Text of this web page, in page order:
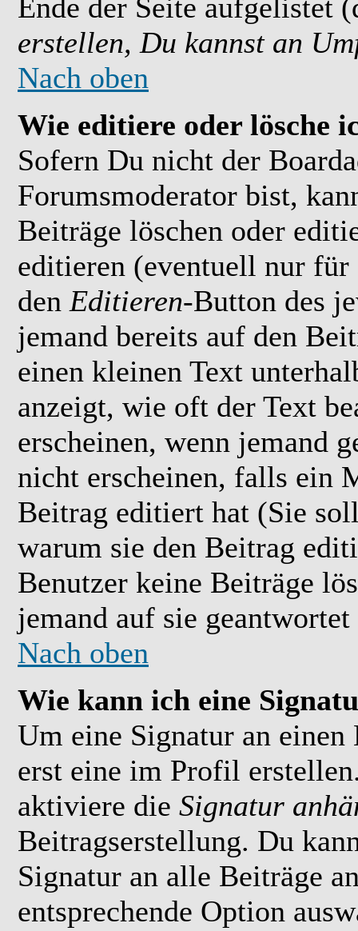
Ende der Seite aufgelistet
erstellen, Du kannst an
Nach oben
Wie editiere oder lösche
Sofern Du nicht der
Forumsmoderator bist,
Beiträge löschen oder
editieren (eventuell nur
den Editieren-Button des
jemand bereits auf den
einen kleinen Text
anzeigt, wie oft der Text
erscheinen, wenn jemand
nicht erscheinen, falls ein
Beitrag editiert hat (Sie
warum sie den Beitrag
Benutzer keine Beiträge
jemand auf sie geantwortet
Nach oben
Wie kann ich eine
Um eine Signatur an einen
erst eine im Profil
aktiviere die Signatur
Beitragserstellung. Du
Signatur an alle Beiträge
entsprechende Option